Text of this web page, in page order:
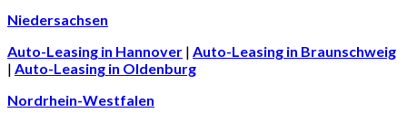
Niedersachsen
Auto-Leasing in Hannover | Auto-Leasing in Braunschweig
| Auto-Leasing in Oldenburg
Nordrhein-Westfalen